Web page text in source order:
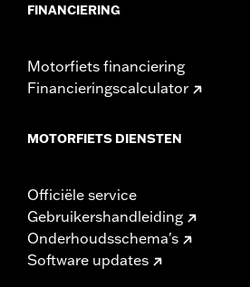
FINANCIERING
Motorfiets financiering
Financieringscalculator
MOTORFIETS DIENSTEN
Officiële service
Gebruikershandleiding
Onderhoudsschema's
Software updates